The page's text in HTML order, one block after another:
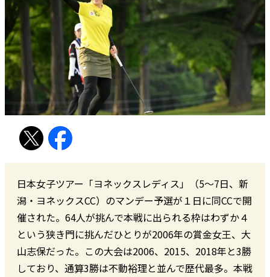
日本女子ツアー「ヨネックスレディス」（5～7日、新
潟・ヨネックスCC）のマンデー予選が１日に同CCで開
催された。64人が挑んで本戦に出られる枠はわずか４
という狭き門に挑んだひとりが2006年の賞金女王、大
山志保だった。この大会は2006、2015、2018年と3勝
しており、通算3勝は不動裕理と並んで歴代最多。本戦